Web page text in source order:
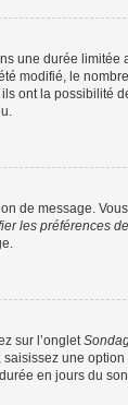
une durée limitée
modifié, le
ont la possibilité
de message.
les préférences
sur l’onglet
une
en jours du